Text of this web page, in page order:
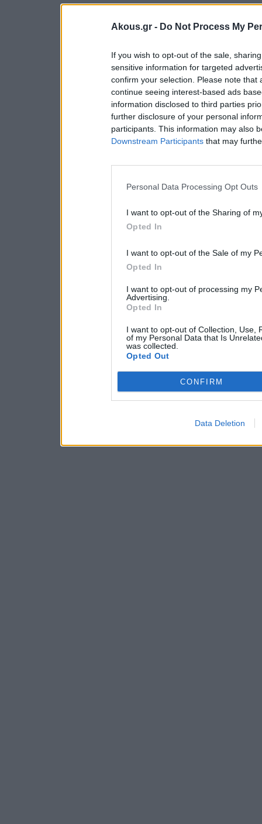
Akous.gr - Do Not Process My
If you wish to opt-out of the sale,
sensitive information for targeted
confirm your selection. Please note
continue seeing interest-based ads
information disclosed to third parties
further disclosure of your personal
participants. This information may also
Downstream Participants that may
Personal Data Processing Opt Outs
I want to opt-out of the Sharing of
Opted In
I want to opt-out of the Sale of my
Opted In
I want to opt-out of processing my
Advertising.
Opted In
I want to opt-out of Collection, Use,
of my Personal Data that Is
was collected.
Opted Out
CONFIRM
Data Deletion